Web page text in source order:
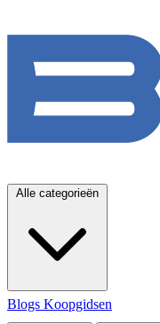
Alle categorieën
Blogs Koopgidsen